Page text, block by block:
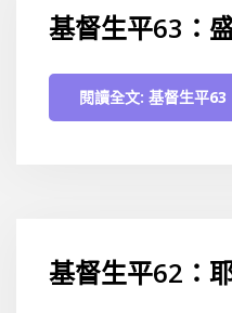
基督生平63：
閱讀全文: 基督生平
基督生平62：